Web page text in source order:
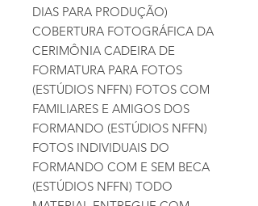
DIAS PARA PRODUÇÃO)
COBERTURA FOTOGRÁFICA DA
CERIMÔNIA CADEIRA DE
FORMATURA PARA FOTOS
(ESTÚDIOS NFFN) FOTOS COM
FAMILIARES E AMIGOS DOS
FORMANDO (ESTÚDIOS NFFN)
FOTOS INDIVIDUAIS DO
FORMANDO COM E SEM BECA
(ESTÚDIOS NFFN) TODO